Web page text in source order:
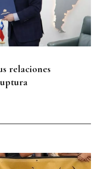
relaciones